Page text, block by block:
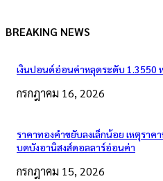
BREAKING NEWS
เงินปอนด์อ่อนค่าหลุดระดับ 1.3550
กรกฎาคม 16, 2026
ราคาทองคำขยับลงเล็กน้อย เหตุรา
บดบังอานิสงส์ดอลลาร์อ่อนค่า
กรกฎาคม 15, 2026